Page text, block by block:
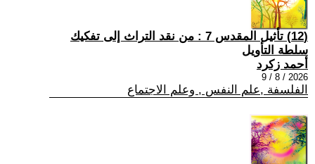
(12) تأثيل المقدس 7 : من نقد التراث إلى تفكيك
سلطة التأويل
أحمد زكرد
2026 / 8 / 9
الفلسفة ,علم النفس , وعلم الاجتماع